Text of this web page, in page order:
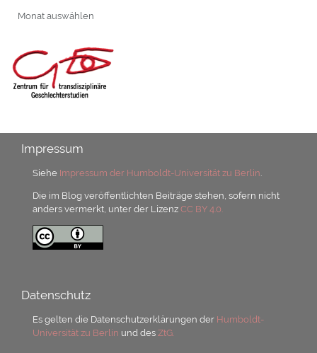
Archiv
Impressum
Siehe Impressum der Humboldt-Universität zu Berlin.
Die im Blog veröffentlichten Beiträge stehen, sofern nicht
anders vermerkt, unter der LizenzCC BY 4.0.
Datenschutz
Es gelten die Datenschutzerklärungen der Humboldt-
Universität zu Berlin und desZtG.